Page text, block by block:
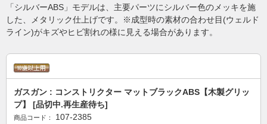
「シルバーABS」モデルは、主要パーツにシルバー色のメッキを施
した、メタリック仕上げです。※成型時の素材の合わせ目(ウェルド
ライン)がキズやヒビ割れの様に見える場合があります。
ガスガン : コンストリクター マットブラックABS【木製グリッ
プ】 [品切中.再生産待ち]
商品コード： 107-2385